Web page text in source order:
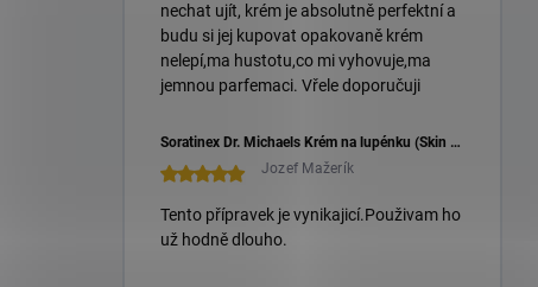
nechat ujít, krém je absolutně perfektní a
budu si jej kupovat opakovaně krém
nelepí,ma hustotu,co mi vyhovuje,ma
jemnou parfemaci. Vřele doporučuji
Soratinex Dr. Michaels Krém na lupénku (Skin Care Cream)
Jozef Mažerík
Tento přípravek je vynikajicí.Použivam ho
už hodně dlouho.